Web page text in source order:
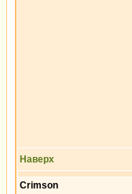
Наверх
Crimson